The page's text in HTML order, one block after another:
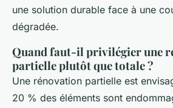
une solution durable face à une
dégradée.
Quand faut-il privilégier une
partielle plutôt que totale ?
Une rénovation partielle est
20 % des éléments sont